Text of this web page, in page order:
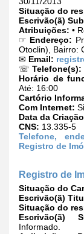
Situação do
Escrivão(ã)
Atribuições: •
☞ Endereço:
Otoclin), Bairro:
✉ Email:
☏ Telefone(s):
Horário de
Até: 16:00
Cartório
Com Internet:
Data da
CNS: 13.335-5
Telefone,
Registro de
Registro de
Situação do
Escrivão(ã)
Situação do
Escrivão(ã)
Informado.